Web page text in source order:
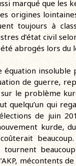
marqué que les
origines
toujours à
d’état civil
été abrogés lors
équation insoluble
de guerre,
sur le problème
quelqu’un qui
de juin
kurde,
tournent
mécontents